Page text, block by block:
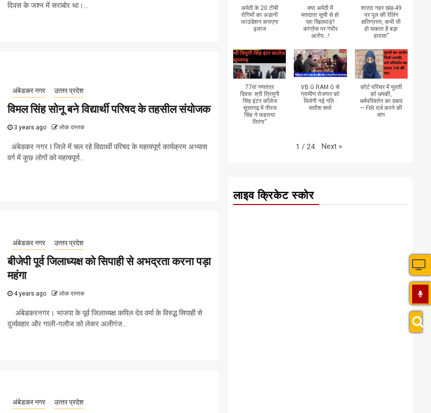
दिवस के जश्न में सराबोर था।...
अंबेडकर नगर उत्‍तर प्रदेश
विमल सिंह सोनू बने विद्यार्थी परिषद के तहसील संयोजक
3 years ago लोक दस्तक
अंबेडकर नगर I जिले में चल रहे विद्यार्थी परिषद के महत्वपूर्ण कार्यक्रम अभ्यास
वर्ग में कुछ लोगों को महत्वपूर्ण...
अंबेडकर नगर उत्‍तर प्रदेश
बीजेपी पूर्व जिलाध्यक्ष को सिपाही से अभद्रता करना पड़ा
महंगा
4 years ago लोक दस्तक
अंबेडकरनगर। भाजपा के पूर्व जिलाध्यक्ष कपिल देव वर्मा के विरुद्ध सिपाही से
दुर्व्यवहार और गाली-गलौज को लेकर अलीगंज...
अंबेडकर नगर उत्‍तर प्रदेश
अमेठी के 20 टीबी
रोगियों का अडानी
फाउंडेशन कराएगा
इलाज
क्या अमेठी में
मतदाता सूची से हो
रहा खिलवाड़?
कांग्रेस पर गंभीर
आरोप...!
शारदा नहर खंड-49
पर पुल की रेलिंग
क्षतिग्रस्त, कभी भी
हो सकता है बड़ा
हादसा”
77वां गणतंत्र
दिवस: श्री त्रियुगी
सिंह इंटर कॉलेज
सूरतगढ़ में नीरज
सिंह ने फहराया
तिरंगा”
VB.G RAM G से
ग्रामीण रोजगार को
मिलेगी नई गति :
सतीश शर्मा
कोर्ट परिसर में युवती
को धमकी,
धर्मपरिवर्तन का दबाव
— FIR दर्ज करने की
मांग
1 / 24 Next »
लाइव क्रिकेट स्कोर